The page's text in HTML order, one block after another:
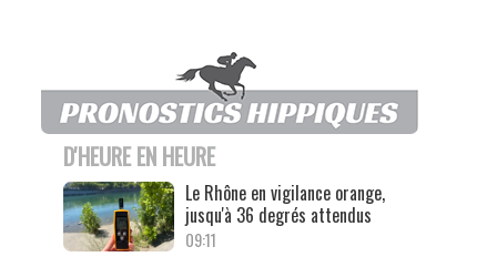
D'HEURE EN HEURE
Le Rhône en vigilance orange,
jusqu'à 36 degrés attendus
09:11